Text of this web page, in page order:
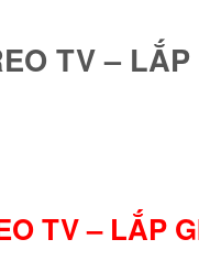
TV –
TV – LẮP